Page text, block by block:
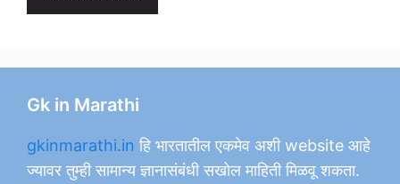
Gk in Marathi
gkinmarathi.in हि भारतातील एकमेव अशी website आहे
ज्यावर तुम्ही सामान्य ज्ञानासंबंधी सखोल माहिती मिळवू शकता.